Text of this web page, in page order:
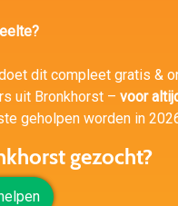
dit compleet gratis &
uit Bronkhorst – voor
geholpen worden in
gezocht?